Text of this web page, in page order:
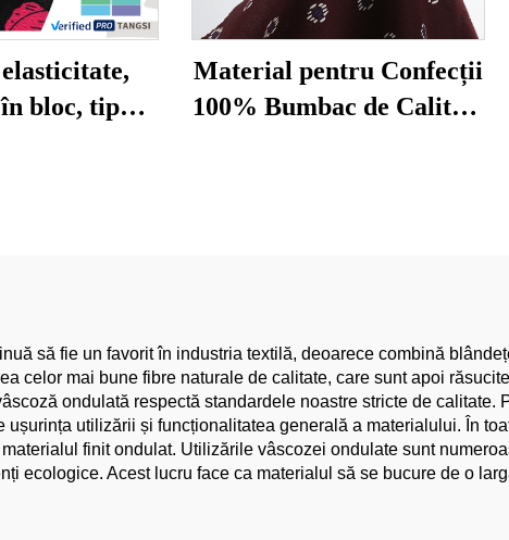
bloc, tip
Material pentru Confecții
100% Bumbac de Calitate
să fie un favorit în industria textilă, deoarece combină
celor mai bune fibre naturale de calitate, care sunt apoi
ondulată respectă standardele noastre stricte de calitate.
utilizării și funcționalitatea generală a materialului. În
finit ondulat. Utilizările vâscozei ondulate sunt
ecologice. Acest lucru face ca materialul să se bucure de o